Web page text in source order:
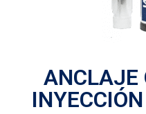
ANCLAJE